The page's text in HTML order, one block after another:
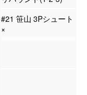
#21 笹山 3Pシュート
×